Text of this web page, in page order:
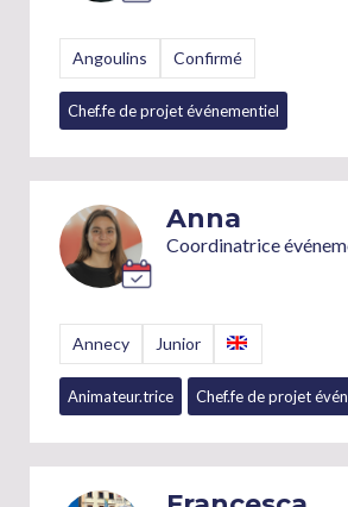
Angoulins Confirmé
Chef.fe de projet événementiel
Anna
Annecy Junior
Animateur.trice Chef.fe de projet